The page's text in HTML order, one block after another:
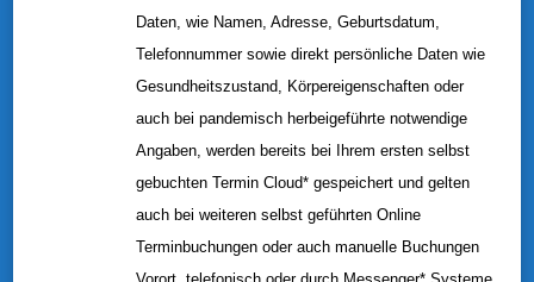
Daten, wie Namen, Adresse, Geburtsdatum,
Telefonnummer sowie direkt persönliche Daten wie
Gesundheitszustand, Körpereigenschaften oder
auch bei pandemisch herbeigeführte notwendige
Angaben, werden bereits bei Ihrem ersten selbst
gebuchten Termin Cloud* gespeichert und gelten
auch bei weiteren selbst geführten Online
Terminbuchungen oder auch manuelle Buchungen